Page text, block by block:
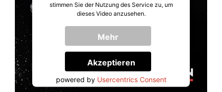
stimmen Sie der Nutzung des Service zu, um
dieses Video anzusehen.
Mehr
Informationen
Akzeptieren
powered by Usercentrics Consent
Management Platform&Trusted Shops